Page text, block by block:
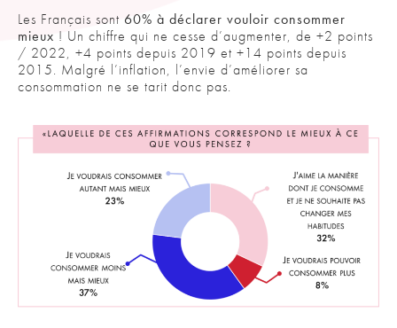
Les Français sont 60% à déclarer vouloir consommer
mieux ! Un chiffre qui ne cesse d’augmenter, de +2 points
/ 2022, +4 points depuis 2019 et +14 points depuis
2015. Malgré l’inflation, l’envie d’améliorer sa
consommation ne se tarit donc pas.